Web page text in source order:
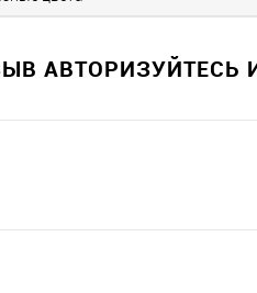
АВТОРИЗУЙТЕСЬ